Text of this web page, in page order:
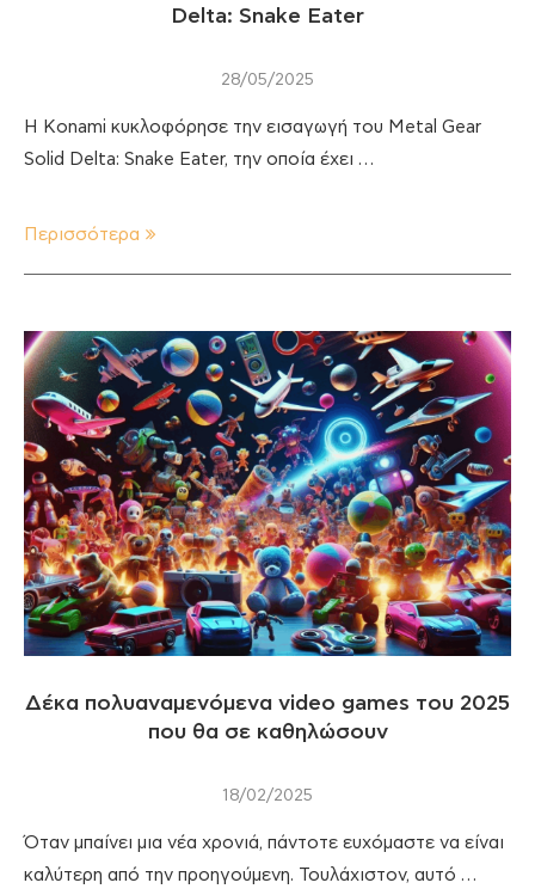
Delta: Snake Eater
28/05/2025
H Konami κυκλοφόρησε την εισαγωγή του Metal Gear
Solid Delta: Snake Eater, την οποία έχει …
Περισσότερα
Δέκα πολυαναμενόμενα video games του 2025
που θα σε καθηλώσουν
18/02/2025
Όταν μπαίνει μια νέα χρονιά, πάντοτε ευχόμαστε να είναι
καλύτερη από την προηγούμενη. Τουλάχιστον, αυτό …